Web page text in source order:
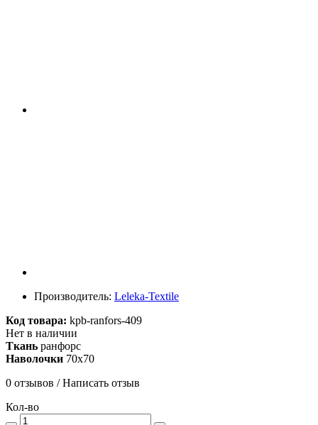
Производитель: Leleka-Textile
Код товара: kpb-ranfors-409
Нет в наличии
Ткань ранфорс
Наволочки 70х70
0 отзывов /Написать отзыв
Кол-во